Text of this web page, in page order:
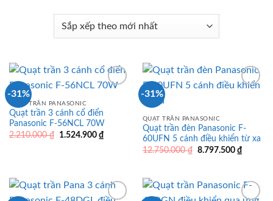
-31%
QUẠT TRẦN PANASONIC
Quạt trần 3 cánh cổ điển
Panasonic F-56NCL 70W
2.210.000₫
Giá
1.524.900 ₫Giá
hiện
-31%
QUẠT TRẦN PANASONIC
Quạt trần đèn Panasonic F-
60UFN 5 cánh điều khiển từ xa
12.750.000₫ Giá
8.797.500 ₫Giá
hiện